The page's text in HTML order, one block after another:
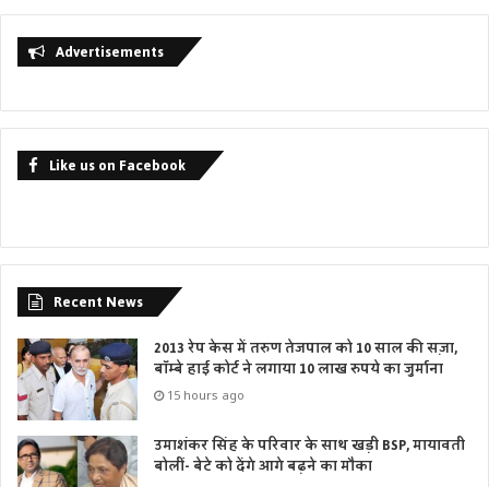
Advertisements
Like us on Facebook
Recent News
2013 रेप केस में तरुण तेजपाल को 10 साल की सज़ा,
बॉम्बे हाई कोर्ट ने लगाया 10 लाख रुपये का जुर्माना
15 hours ago
उमाशंकर सिंह के परिवार के साथ खड़ी BSP, मायावती
बोलीं- बेटे को देंगे आगे बढ़ने का मौका